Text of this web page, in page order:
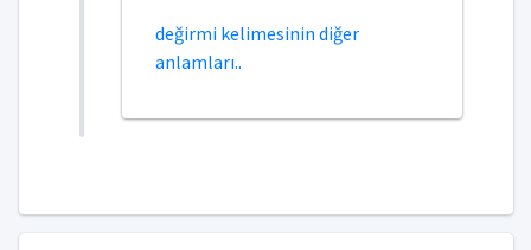
değirmi kelimesinin diğer
anlamları..